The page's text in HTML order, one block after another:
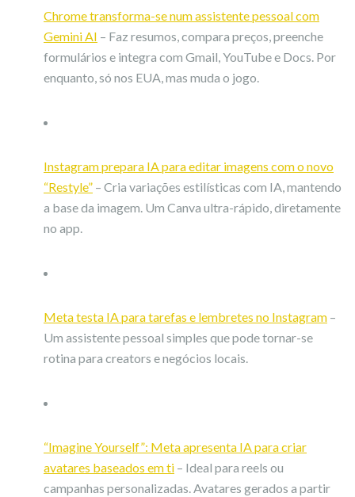
Chrome transforma-se num assistente pessoal com
Gemini AI – Faz resumos, compara preços, preenche
formulários e integra com Gmail, YouTube e Docs. Por
enquanto, só nos EUA, mas muda o jogo.
Instagram prepara IA para editar imagens com o novo
“Restyle” – Cria variações estilísticas com IA, mantendo
a base da imagem. Um Canva ultra-rápido, diretamente
no app.
Meta testa IA para tarefas e lembretes no Instagram –
Um assistente pessoal simples que pode tornar-se
rotina para creators e negócios locais.
“Imagine Yourself”: Meta apresenta IA para criar
avatares baseados em ti – Ideal para reels ou
campanhas personalizadas. Avatares gerados a partir